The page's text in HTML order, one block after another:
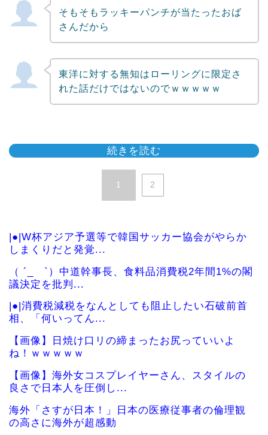
そもそもラッキーパンチが当たったおば
さんだから
東洋に対する無知はローリングに限定さ
れた話だけではないのでｗｗｗｗｗ
続きを読む
1 2
|●|W杯アジア予選等で韓国サッカー協会がやらか
しまくりだと発覚...
（ ´_ゝ`）中道幹事長、食料品消費税2年間1%の閣
議決定を批判...
|●|消費税減税をなんとしても阻止したい石破前首
相、「何いってん...
【画像】日焼け口リの締まったお尻っていいよ
ね！ｗｗｗｗｗ
【画像】海外女コスプレイヤーさん、スタイルの
良さで日本人を圧倒し...
海外「さすが日本！」日本の医療従事者の倫理観
の高さに海外が超感動